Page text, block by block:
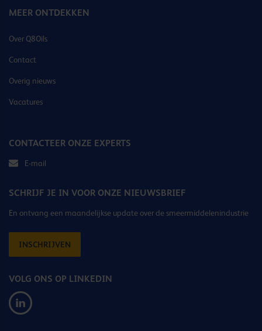
MEER ONTDEKKEN
Over Q8Oils
Contact
Overig nieuws
Vacatures
CONTACTEER ONZE EXPERTS
E-mail
SCHRIJF JE IN VOOR ONZE NIEUWSBRIEF
En ontvang een maandelijkse update over de smeermiddelenindustrie
INSCHRIJVEN
VOLG ONS OP LINKEDIN